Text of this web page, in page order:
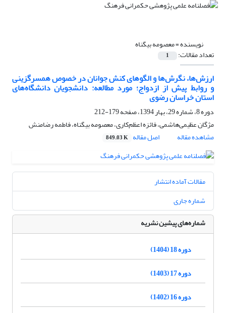
نویسنده =معصومه بیگناه
تعداد مقالات: 1
ارزش‌ها، نگرش‌ها و الگوهای کنش جوانان در خصوص همسرگزینی
و روابط پیش از ازدواج؛ مورد مطالعه: دانشجویان دانشگاه‌های
استان خراسان رضوی
دوره 8، شماره 29، بهار 1394، صفحه
179-212
مژگان عظیمی‌هاشمی، فائزه اعظم‌کاری، معصومه بیگناه، فاطمه رضامنش
مشاهده مقاله
اصل مقاله 849.03 K
مقالات آماده انتشار
شماره جاری
شماره‌های پیشین نشریه
دوره 18 (1404)
دوره 17 (1403)
دوره 16 (1402)